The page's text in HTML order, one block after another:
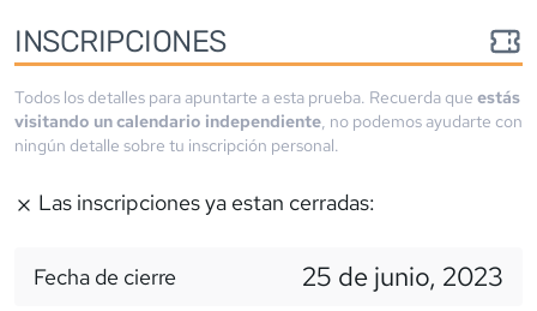
INSCRIPCIONES
Todos los detalles para apuntarte a esta prueba. Recuerda que estás
visitando un calendario independiente, no podemos ayudarte con
ningún detalle sobre tu inscripción personal.
Las inscripciones ya estan cerradas:
Fecha de cierre 25 de junio, 2023